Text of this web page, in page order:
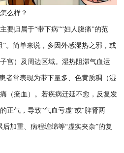
么样？
要归属于“带下病”“妇人腹痛”的范
。简单来说，多因外感湿热之邪，或
宫）及周边区域。湿热阻滞气血运
者常表现为带下量多、色黄质稠（湿
（瘀血）。若疾病迁延不愈，反复发
正气，导致“气血亏虚”或“脾肾两
加重、病程缠绵等“虚实夹杂”的复